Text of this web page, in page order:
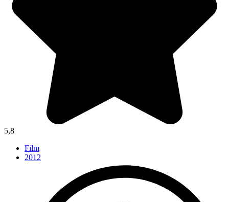
5,8
Film
2012